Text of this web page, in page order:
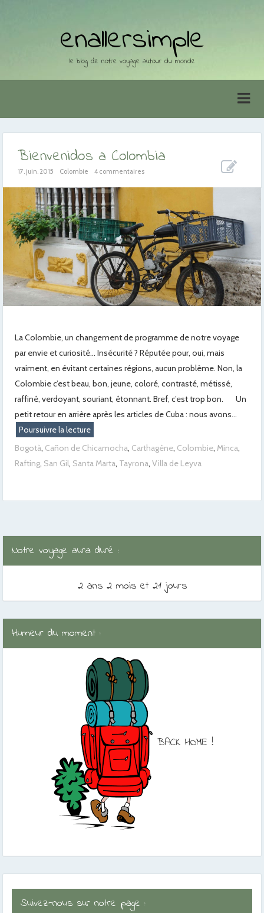
enallersimple
le blog de notre voyage autour du monde
Bienvenidos a Colombia
17. juin. 2015 Colombie 4 commentaires
La Colombie, un changement de programme de notre voyage
par envie et curiosité… Insécurité ? Réputée pour, oui, mais
vraiment, en évitant certaines régions, aucun problème. Non, la
Colombie c’est beau, bon, jeune, coloré, contrasté, métissé,
raffiné, verdoyant, souriant, étonnant. Bref, c’est trop bon. Un
petit retour en arrière après les articles de Cuba : nous avons...
Poursuivre la lecture
Bogotà, Cañon de Chicamocha, Carthagène, Colombie, Minca,
Rafting, San Gil, Santa Marta, Tayrona, Villa de Leyva
Notre voyage aura duré :
2 ans 2 mois et 21 jours
Humeur du moment :
BACK HOME !
Suivez-nous sur notre page :